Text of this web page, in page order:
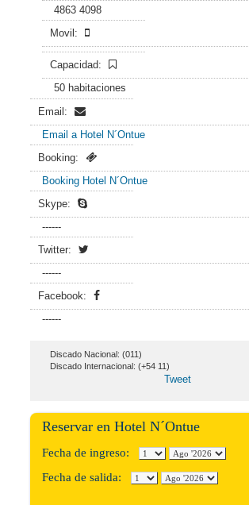
4863 4098
Movil:
Capacidad:
50 habitaciones
Email:
Email a Hotel N´Ontue
Booking:
Booking Hotel N´Ontue
Skype:
------
Twitter:
------
Facebook:
------
Discado Nacional: (011)
Discado Internacional: (+54 11)
Tweet
Reservar en Hotel N´Ontue
Fecha de ingreso:
Fecha de salida: